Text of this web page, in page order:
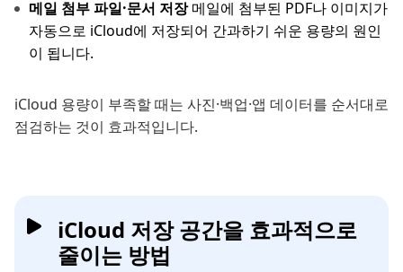
메일 첨부 파일·문서 저장메일에 첨부된 PDF나 이미지가
자동으로 iCloud에 저장되어 간과하기 쉬운 용량의 원인
이 됩니다.
iCloud 용량이 부족할 때는 사진·백업·앱 데이터를 순서대로
점검하는 것이 효과적입니다.
iCloud 저장 공간을 효과적으로
줄이는 방법